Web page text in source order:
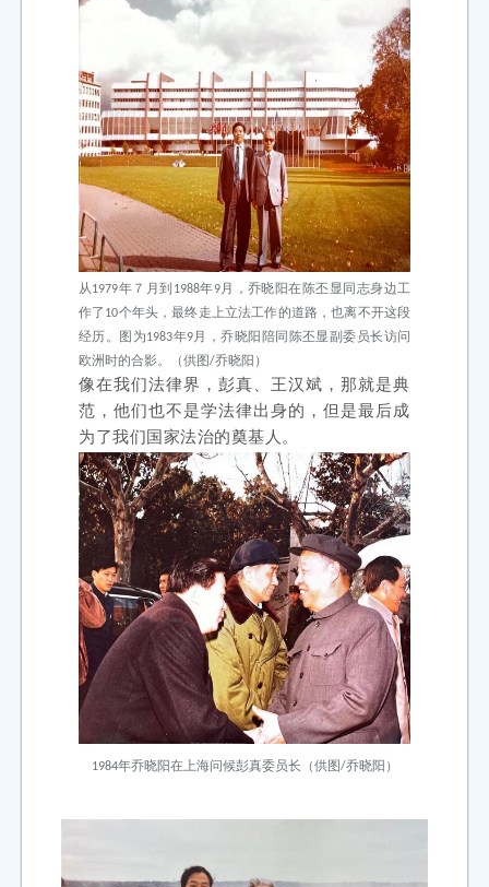
从1979年７月到1988年9月，乔晓阳在陈丕显同志身边工
作了10个年头，最终走上立法工作的道路，也离不开这段
经历。图为1983年9月，乔晓阳陪同陈丕显副委员长访问
欧洲时的合影。（供图/乔晓阳）
像在我们法律界，彭真、王汉斌，那就是典
范，他们也不是学法律出身的，但是最后成
为了我们国家法治的奠基人。
1984年乔晓阳在上海问候彭真委员长（供图/乔晓阳）